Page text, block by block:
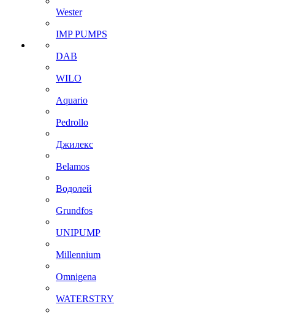
Wester
IMP PUMPS
DAB
WILO
Aquario
Pedrollo
Джилекс
Belamos
Водолей
Grundfos
UNIPUMP
Millennium
Omnigena
WATERSTRY